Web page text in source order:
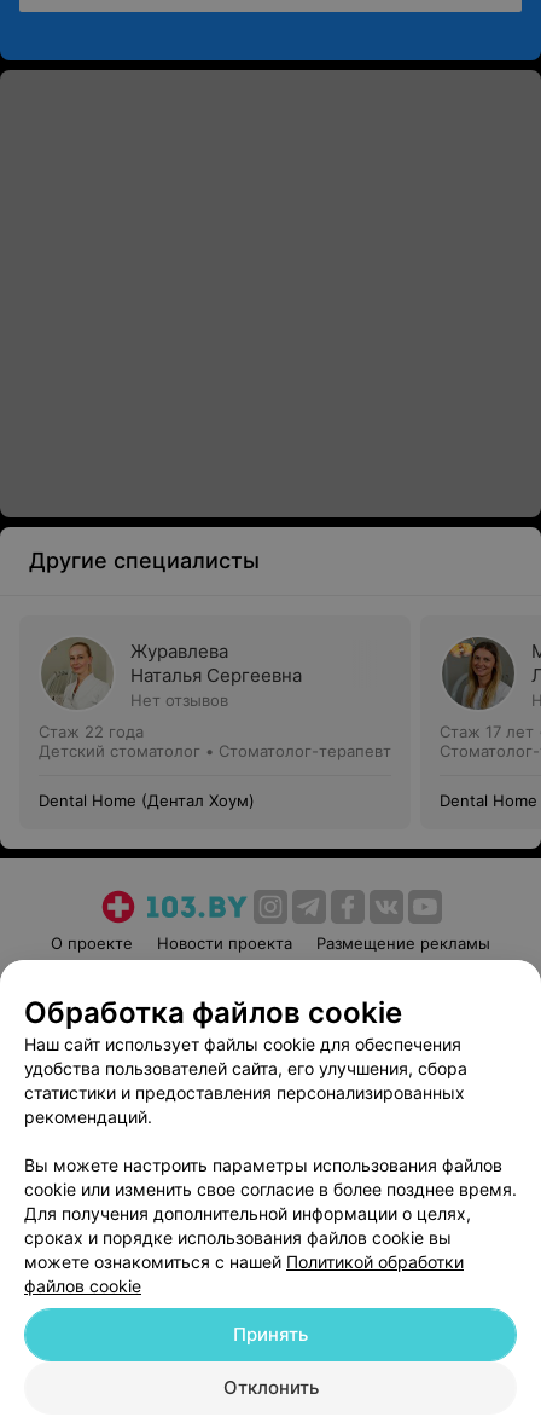
Другие специалисты
Журавлева
Наталья Сергеевна
Нет отзывов
Стаж 22 года
Детский стоматолог • Стоматолог-терапевт
Dental Home (Дентал Хоум)
Стаж 17 лет
Dental
О проекте Новости проекта
Размещение рекламы
Пользовательское соглашение
Способы оплаты
Вакансии
Партнеры
Написать руководителю 103.by
Обработка персональных данных
© 2026 ООО «Артокс Лаб», УНП 191700409
| 220012, Республика Беларусь,
Обработка файлов cookie
Наш сайт использует файлы cookie для обеспечения
удобства пользователей сайта, его улучшения, сбора
статистики и предоставления персонализированных
рекомендаций.
Вы можете настроить параметры использования файлов
cookie или изменить свое согласие в более позднее время.
Для получения дополнительной информации о целях,
сроках и порядке использования файлов cookie вы
можете ознакомиться с нашей Политикой обработки
файлов cookie
Отклонить
Принять